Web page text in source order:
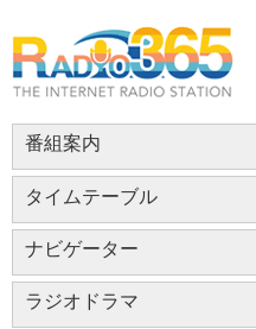
番組案内
タイムテーブル
ナビゲーター
ラジオドラマ